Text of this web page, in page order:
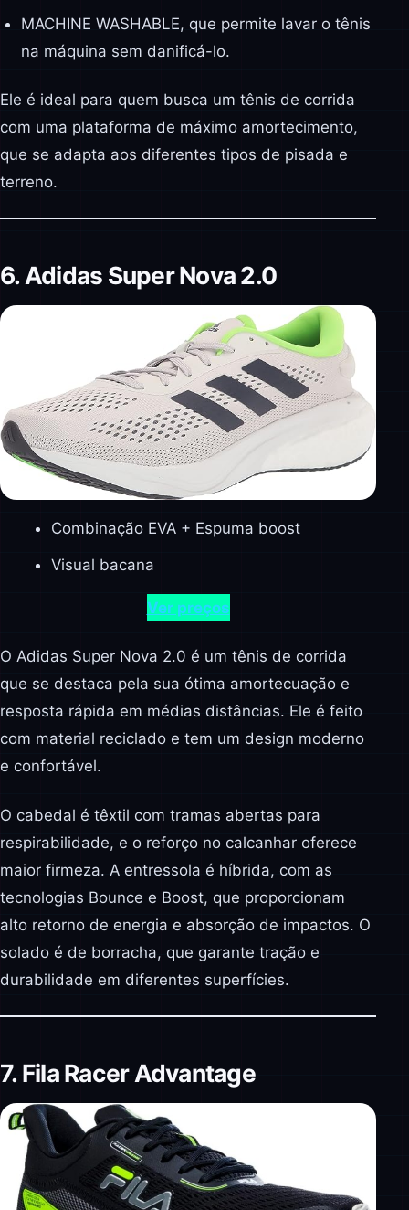
MACHINE WASHABLE, que permite lavar o tênis
na máquina sem danificá-lo.
Ele é ideal para quem busca um tênis de corrida
com uma plataforma de máximo amortecimento,
que se adapta aos diferentes tipos de pisada e
terreno.
6. Adidas Super Nova 2.0
Combinação EVA + Espuma boost
Visual bacana
Ver preços
O Adidas Super Nova 2.0 é um tênis de corrida
que se destaca pela sua ótima amortecuação e
resposta rápida em médias distâncias. Ele é feito
com material reciclado e tem um design moderno
e confortável.
O cabedal é têxtil com tramas abertas para
respirabilidade, e o reforço no calcanhar oferece
maior firmeza. A entressola é híbrida, com as
tecnologias Bounce e Boost, que proporcionam
alto retorno de energia e absorção de impactos. O
solado é de borracha, que garante tração e
durabilidade em diferentes superfícies.
7. Fila Racer Advantage